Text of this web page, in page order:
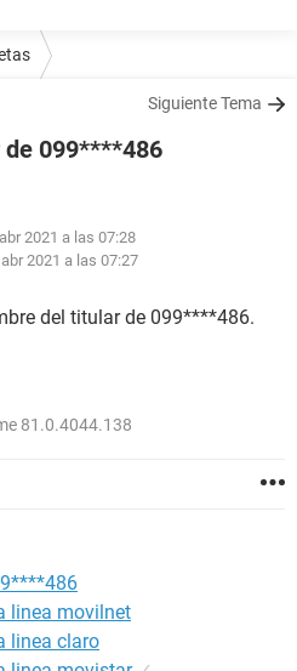
Siguiente Tema
099****486
2021 a las 07:28
2021 a las 07:27
del titular de 099****486.
81.0.4044.138
linea movilnet
linea claro